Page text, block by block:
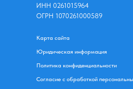
Карта сайта
Юридическая информация
Политика конфиденциальности
ИНН 0261015964
ОГРН 1070261000589
Согласие с обработкой